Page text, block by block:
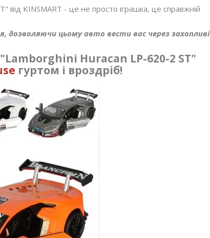
від KINSMART - це не просто іграшка, це справжній
цьому авто вести вас через захопливі
Huracan LP-620-2 ST"
гуртом і вроздріб!